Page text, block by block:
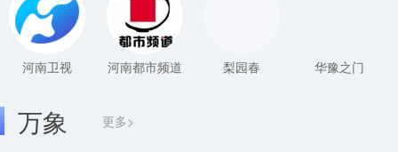
河南卫视 河南都市频道 梨园春 华豫之门
更多>
万象